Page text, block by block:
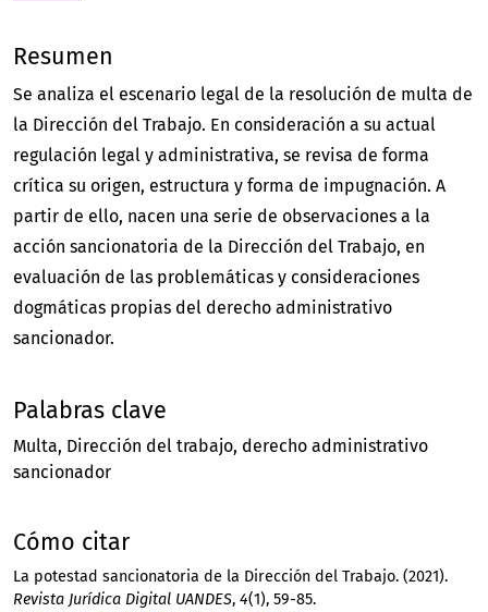
Palabras clave
Multa Dirección del trabajo derecho administrativo
sancionador
Cómo citar
La potestad sancionatoria de la Dirección del Trabajo. (2021).
Revista Jurídica Digital UANDES, 4(1), 59-85.
Resumen
Se analiza el escenario legal de la resolución de multa de
la Dirección del Trabajo. En consideración a su actual
regulación legal y administrativa, se revisa de forma
crítica su origen, estructura y forma de impugnación. A
partir de ello, nacen una serie de observaciones a la
acción sancionatoria de la Dirección del Trabajo, en
evaluación de las problemáticas y consideraciones
dogmáticas propias del derecho administrativo
sancionador.